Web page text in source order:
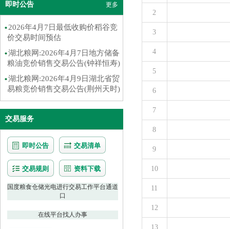
即时公告 更多
2026年4月7日最低收购价稻谷竞
价交易时间预估
湖北粮网:2026年4月7日地方储备
粮油竞价销售交易公告(钟祥恒寿)
湖北粮网:2026年4月9日湖北省贸
易粮竞价销售交易公告(荆州天时)
交易服务
即时公告 交易清单
交易规则 资料下载
国度粮食仓储光电进行交易工作平台通道
口
在线平台找人办事
2
3
4
5
6
7
8
9
10
11
12
13